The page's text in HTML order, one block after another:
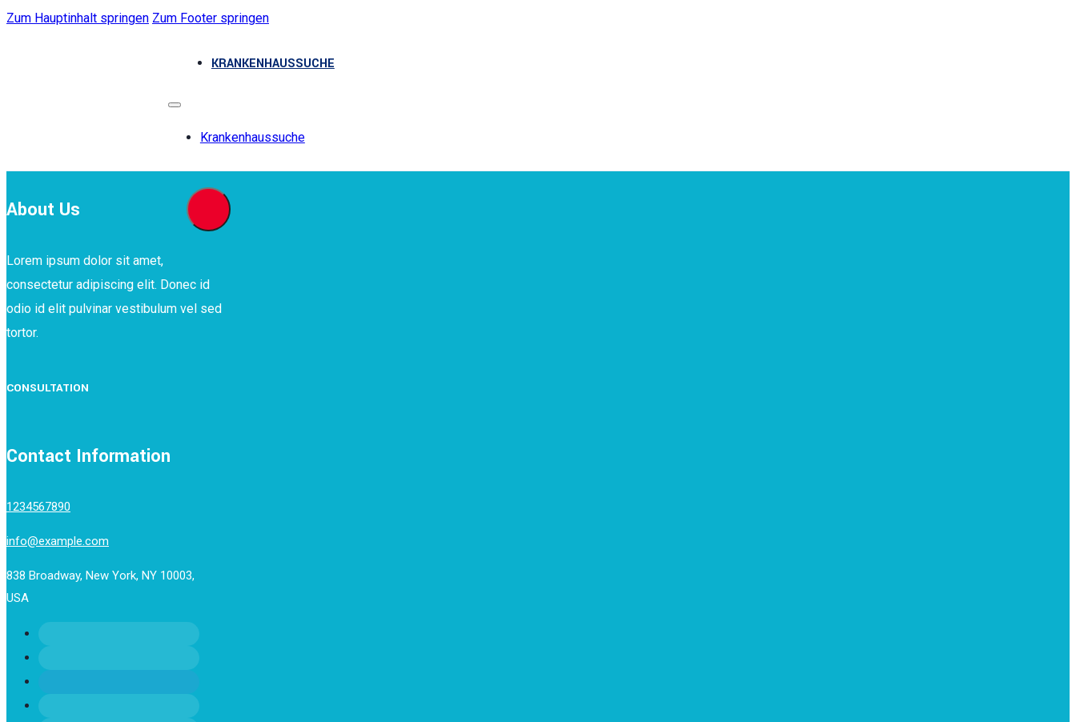
Zum Hauptinhalt springen Zum Footer springen
KRANKENHAUSSUCHE
Krankenhaussuche
About Us
Lorem ipsum dolor sit amet,
consectetur adipiscing elit. Donec id
odio id elit pulvinar vestibulum vel sed
tortor.
CONSULTATION
Contact Information
1234567890
info@example.com
838 Broadway, New York, NY 10003,
USA